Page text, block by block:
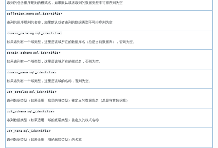
该列的包含排序规则的模式名，如果默认或者该列的数据类型不可排序则为空
collation_name sql_identifier
该列的排序规则的名称，如果默认或者该列的数据类型不可排序则为空
domain_catalog sql_identifier
如果该列有一个域类型，这里是该域所在的数据库名（总是当前数据库），否则为空。
domain_schema sql_identifier
如果该列有一个域类型，这里是该域所在的模式名，否则为空。
domain_name sql_identifier
如果该列有一个域类型，这里是该域的名称，否则为空。
udt_catalog sql_identifier
该列数据类型（如果适用，底层的域类型）被定义的数据库名（总是当前数据库）
udt_schema sql_identifier
该列数据类型（如果适用，域的底层类型）被定义的模式名称
udt_name sql_identifier
该列数据类型（如果适用，域的底层类型）的名称